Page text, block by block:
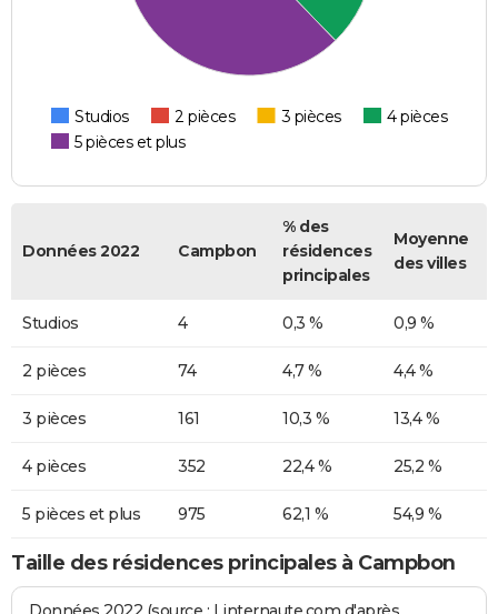
Studios 2 pièces 3 pièces
4 pièces
5 pièces et plus
Données 2022 Campbon
% des
résidences
principales
Moyenne
des villes
Studios 4 0,3 % 0,9 %
2 pièces 74 4,7 % 4,4 %
3 pièces 161 10,3 % 13,4 %
4 pièces 352 22,4 % 25,2 %
5 pièces et plus 975 62,1 % 54,9 %
Taille des résidences principales à Campbon